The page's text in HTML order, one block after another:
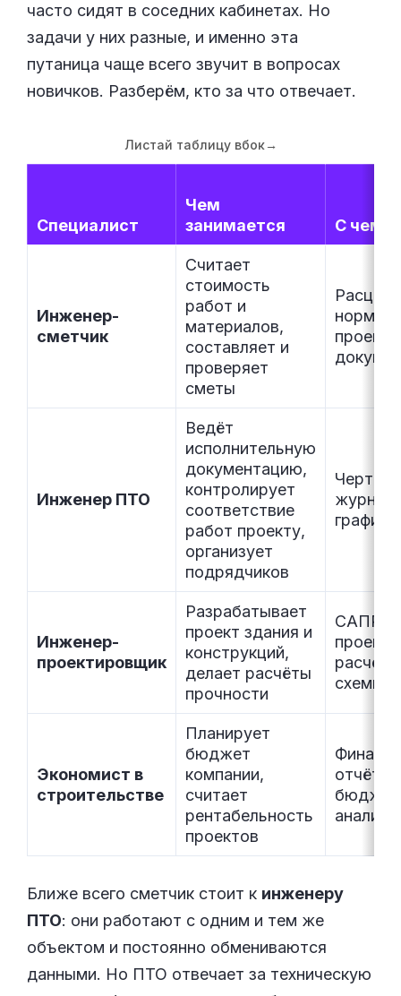
часто сидят в соседних кабинетах. Но
задачи у них разные, и именно эта
путаница чаще всего звучит в вопросах
новичков. Разберём, кто за что отвечает.
Листай таблицу вбок →
Специалист
Чем
занимается
С чем
Инженер-
сметчик
Считает
стоимость
работ и
материалов,
составляет и
проверяет
сметы
Инженер ПТО
Ведёт
исполнительную
документацию,
контролирует
соответствие
работ проекту,
организует
подрядчиков
графики
Инженер-
проектировщик
Разрабатывает
проект здания и
конструкций,
делает расчёты
прочности
САПР,
схемы
Экономист в
строительстве
Планирует
бюджет
компании,
считает
рентабельность
проектов
Ближе всего сметчик стоит к инженеру
ПТО: они работают с одним и тем же
объектом и постоянно обмениваются
данными. Но ПТО отвечает за техническую